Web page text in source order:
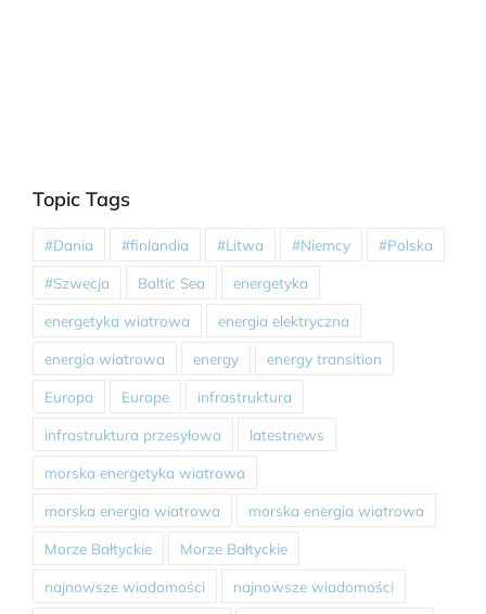
Topic Tags
#Dania #finlandia #Litwa #Niemcy #Polska
#Szwecja Baltic Sea energetyka
energetyka wiatrowa energia elektryczna
energia wiatrowa energy energy transition
Europa Europe infrastruktura
infrastruktura przesyłowa latestnews
morska energetyka wiatrowa
morska energia wiatrowa morska energia wiatrowa
Morze Bałtyckie Morze Bałtyckie
najnowsze wiadomości najnowsze wiadomości